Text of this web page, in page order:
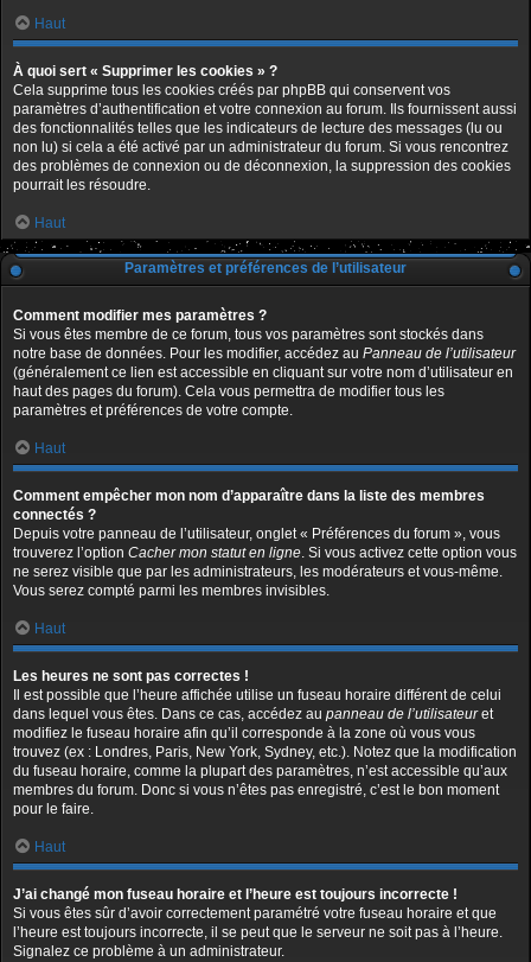
Haut
À quoi sert « Supprimer les cookies » ?
Cela supprime tous les cookies créés par phpBB qui conservent vos
paramètres d’authentification et votre connexion au forum. Ils fournissent aussi
des fonctionnalités telles que les indicateurs de lecture des messages (lu ou
non lu) si cela a été activé par un administrateur du forum. Si vous rencontrez
des problèmes de connexion ou de déconnexion, la suppression des cookies
pourrait les résoudre.
Haut
Paramètres et préférences de l’utilisateur
Comment modifier mes paramètres ?
Si vous êtes membre de ce forum, tous vos paramètres sont stockés dans
notre base de données. Pour les modifier, accédez au Panneau de l’utilisateur
(généralement ce lien est accessible en cliquant sur votre nom d’utilisateur en
haut des pages du forum). Cela vous permettra de modifier tous les
paramètres et préférences de votre compte.
Haut
Comment empêcher mon nom d’apparaître dans la liste des membres
connectés ?
Depuis votre panneau de l’utilisateur, onglet « Préférences du forum », vous
trouverez l’option Cacher mon statut en ligne. Si vous activez cette option vous
ne serez visible que par les administrateurs, les modérateurs et vous-même.
Vous serez compté parmi les membres invisibles.
Haut
Les heures ne sont pas correctes !
Il est possible que l’heure affichée utilise un fuseau horaire différent de celui
dans lequel vous êtes. Dans ce cas, accédez au panneau de l’utilisateuret
modifiez le fuseau horaire afin qu’il corresponde à la zone où vous vous
trouvez (ex : Londres, Paris, New York, Sydney, etc.). Notez que la modification
du fuseau horaire, comme la plupart des paramètres, n’est accessible qu’aux
membres du forum. Donc si vous n’êtes pas enregistré, c’est le bon moment
pour le faire.
Haut
J’ai changé mon fuseau horaire et l’heure est toujours incorrecte !
Si vous êtes sûr d’avoir correctement paramétré votre fuseau horaire et que
l’heure est toujours incorrecte, il se peut que le serveur ne soit pas à l’heure.
Signalez ce problème à un administrateur.